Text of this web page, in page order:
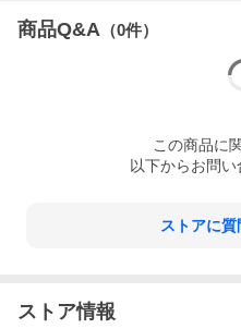
商品Q&A （0件）
この商品に
以下からお問い
ストアに
ストア情報